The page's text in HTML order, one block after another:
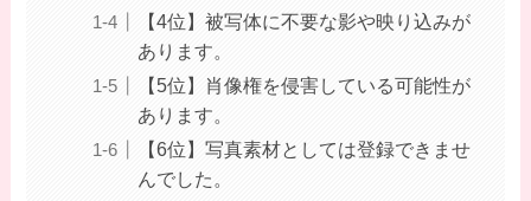
【4位】被写体に不要な影や映り込みが
あります。
【5位】肖像権を侵害している可能性が
あります。
【6位】写真素材としては登録できませ
んでした。